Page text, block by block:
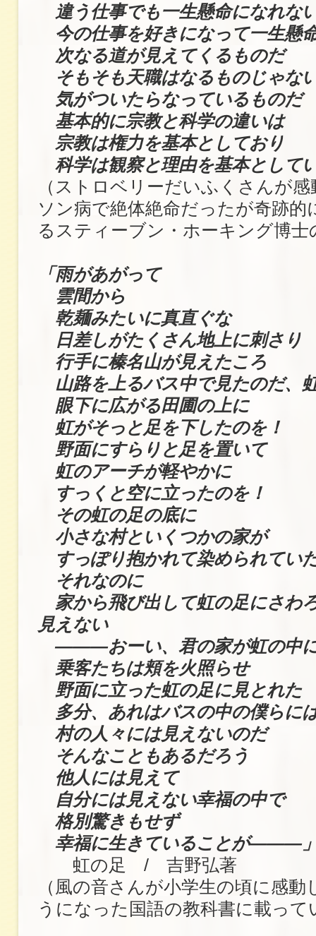
違う仕事でも一生懸命になれな
今の仕事を好きになって一生懸
次なる道が見えてくるものだ
そもそも天職はなるものじゃな
気がついたらなっているものだ
基本的に宗教と科学の違いは
宗教は権力を基本としており
科学は観察と理由を基本として
（ストロベリーだいふくさんが
ソン病で絶体絶命だったが奇跡的
るスティーブン・ホーキング博士
「雨があがって
雲間から
乾麺みたいに真直ぐな
日差しがたくさん地上に刺さり
行手に榛名山が見えたころ
山路を上るバス中で見たのだ、
眼下に広がる田圃の上に
虹がそっと足を下したのを！
野面にすらりと足を置いて
虹のアーチが軽やかに
すっくと空に立ったのを！
その虹の足の底に
小さな村といくつかの家が
すっぽり抱かれて染められてい
それなのに
家から飛び出して虹の足にさわ
見えない
―――おーい、君の家が虹の中
乗客たちは頬を火照らせ
野面に立った虹の足に見とれた
多分、あれはバスの中の僕らに
村の人々には見えないのだ
そんなこともあるだろう
他人には見えて
自分には見えない幸福の中で
格別驚きもせず
幸福に生きていることが―――
虹の足 / 吉野弘著
（風の音さんが小学生の頃に感
うになった国語の教科書に載って